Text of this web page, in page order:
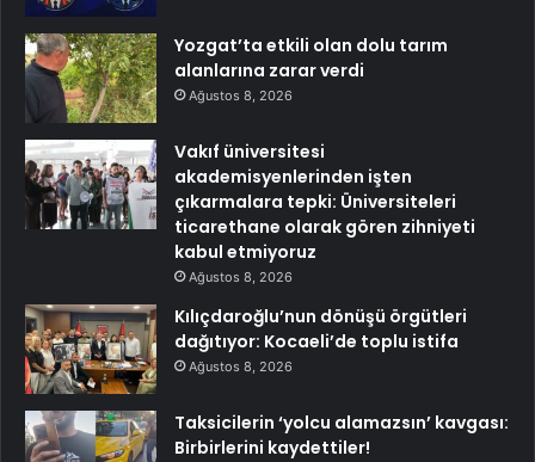
Yozgat’ta etkili olan dolu tarım
alanlarına zarar verdi
Ağustos 8, 2026
Vakıf üniversitesi
akademisyenlerinden işten
çıkarmalara tepki: Üniversiteleri
ticarethane olarak gören zihniyeti
kabul etmiyoruz
Ağustos 8, 2026
Kılıçdaroğlu’nun dönüşü örgütleri
dağıtıyor: Kocaeli’de toplu istifa
Ağustos 8, 2026
Taksicilerin ‘yolcu alamazsın’ kavgası:
Birbirlerini kaydettiler!